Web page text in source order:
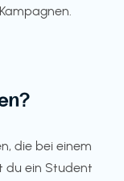
die bei einem
du ein Student